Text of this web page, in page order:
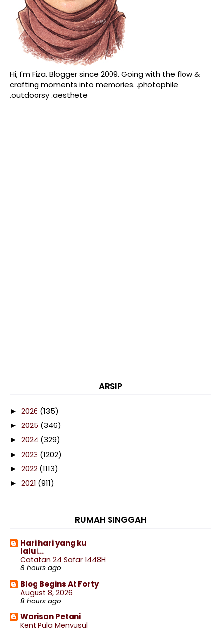
Hi, I'm Fiza. Blogger since 2009. Going with the flow &
crafting moments into memories. .photophile
.outdoorsy .aesthete
ARSIP
► 2026 (135)
► 2025 (346)
► 2024 (329)
► 2023 (1202)
► 2022 (1113)
► 2021 (911)
(460)
►2017(359)
►2016(538)
►2015(402)
▼2014 (197)
►December(8)
November (13)
►October(27)
RUMAH SINGGAH
Hari hari yang ku
lalui...
Catatan 24 Safar 1448H
8 hours ago
Blog Begins At Forty
August 8, 2026
8 hours ago
Warisan Petani
Kent Pula Menyusul